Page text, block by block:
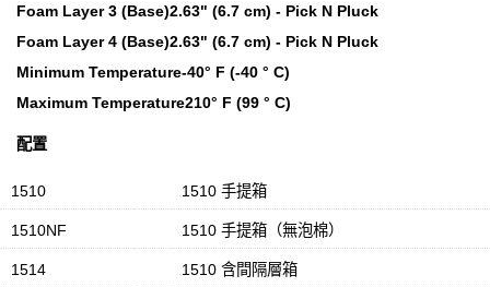
Foam Layer 3 (Base)2.63" (6.7 cm) - Pick N Pluck
Foam Layer 4 (Base)2.63" (6.7 cm) - Pick N Pluck
Minimum Temperature-40° F (-40 ° C)
Maximum Temperature210° F (99 ° C)
配置
1510 1510 手提箱
1510NF 1510 手提箱（無泡棉）
1514 1510 含間隔層箱